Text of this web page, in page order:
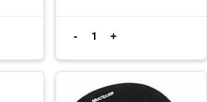
- 1 +